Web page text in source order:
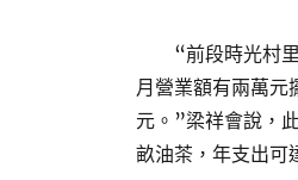
“前段時光村
月營業額有兩萬元
元。”梁祥會說，
畝油茶，年支出可